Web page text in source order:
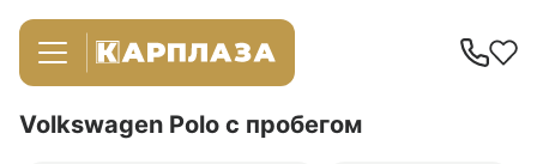
Volkswagen Polo с пробегом